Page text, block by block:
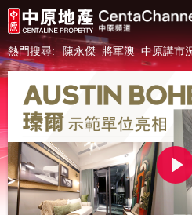
熱門搜尋: 陳永傑 將軍澳 中原講市